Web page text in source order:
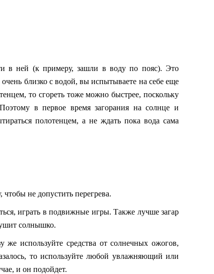
в ней (к примеру, зашли в воду по пояс). Это
близко с водой, вы испытываете на себе еще
то сгореть тоже можно быстрее, поскольку
в первое время загорания на солнце и
полотенцем, а не ждать пока вода сама
чтобы не допустить перегрева.
играть в подвижные игры. Также лучше загар
солнышко.
используйте средства от солнечных ожогов,
то используйте любой увлажняющий или
и он подойдет.